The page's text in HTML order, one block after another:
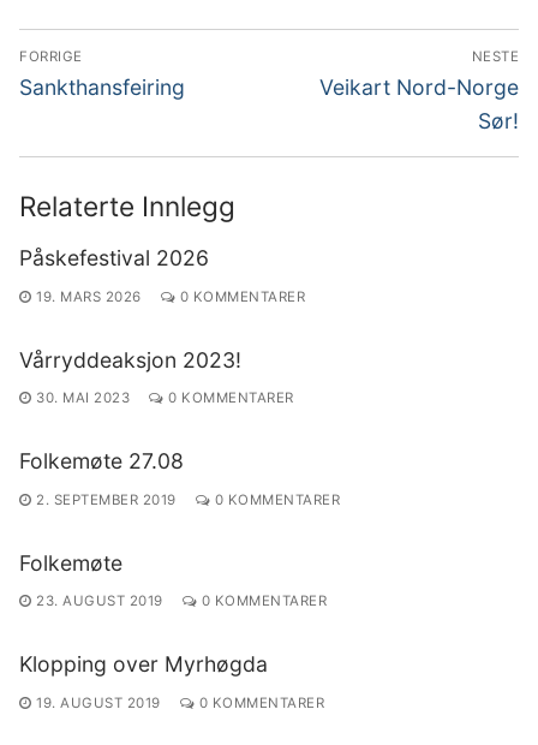
Innleggsnavigasjon
FORRIGE
Forrige
Sankthansfeiring
NESTE
Neste
Veikart Nord-Norge
Sør!
Relaterte Innlegg
Påskefestival 2026
19. MARS 2026 0 KOMMENTARER
Vårryddeaksjon 2023!
30. MAI 2023 0 KOMMENTARER
Folkemøte 27.08
2. SEPTEMBER 2019 0 KOMMENTARER
Folkemøte
23. AUGUST 2019 0 KOMMENTARER
Klopping over Myrhøgda
19. AUGUST 2019 0 KOMMENTARER